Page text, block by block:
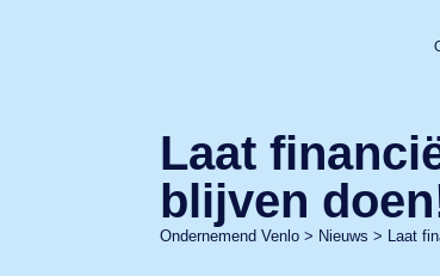
Laat
blijven
Ondernemend Venlo > Nieuws > Laat